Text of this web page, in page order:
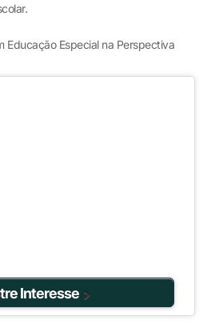
Educação Especial na Perspectiva
Interesse